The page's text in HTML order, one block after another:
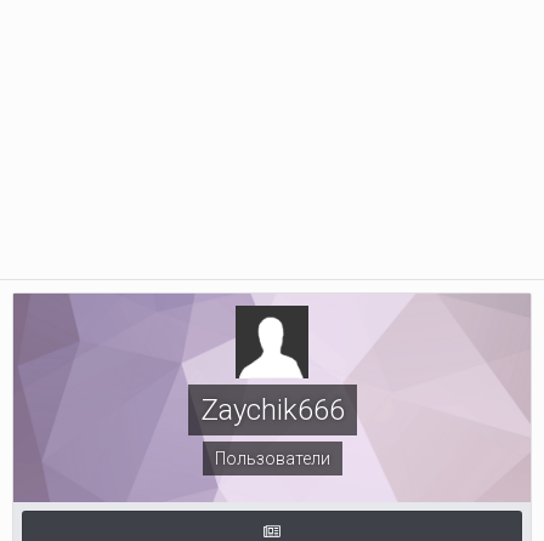
Zaychik666
Пользователи